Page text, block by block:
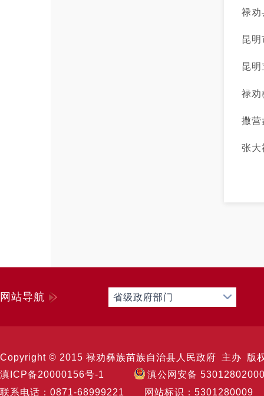
禄劝
昆
昆
禄劝
撒营
张大
网站导航 省级政府部门
Copyright © 2015 禄劝彝族苗族自治县人民政府 主办 版
滇ICP备20000156号-1
滇公网安备
联系电话：0871-68999221 网站标识：